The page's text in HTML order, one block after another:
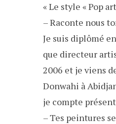
« Le style « Pop
– Raconte nous
Je suis diplômé
que directeur
2006 et je viens
Donwahi à
je compte
– Tes peintures